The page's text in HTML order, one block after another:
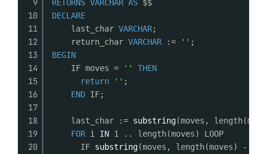
9
10
11
12
13
14
15
16
17
18
19
20
RETURNS VARCHAR AS $$
DECLARE
last_char VARCHAR;
return_char VARCHAR := '' ;
BEGIN
IF moves =
''
THEN
return
'' ;
END IF;
last_char := substring(moves,
FOR i IN 1 .. length(moves) LOOP
IF substring(moves, length(moves) -